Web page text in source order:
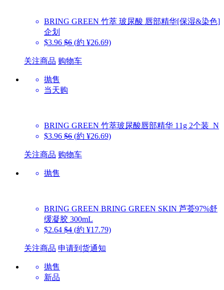
BRING GREEN 竹萃 玻尿酸 唇部精华[保湿&染色]
企划
$3.96 $6 (約 ¥26.69)
关注商品 购物车
抛售
当天购
BRING GREEN 竹萃玻尿酸唇部精华 11g 2个装_N
$3.96 $6 (約 ¥26.69)
关注商品 购物车
抛售
BRING GREEN BRING GREEN SKIN 芦荟97%舒
缓凝胶 300mL
$2.64 $4 (約 ¥17.79)
关注商品 申请到货通知
抛售
新品